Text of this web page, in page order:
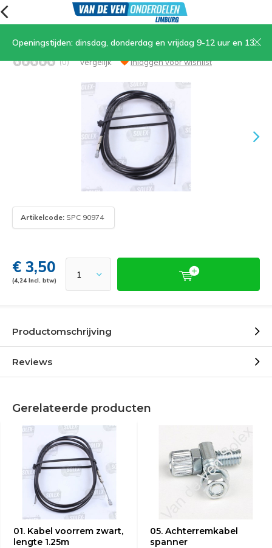
Openingstijden: dinsdag, donderdag en vrijdag 9-12 uur en 13.30-17 uur, zaterdag 9-12 uur
02. Kabel achterrem zwart lengte 2m
(0) Vergelijk Inloggen voor wishlist
Artikelcode: SPC 90974
€ 3,50
(4,24 Incl. btw)
Productomschrijving
Reviews
Gerelateerde producten
01. Kabel voorrem zwart,
lengte 1.25m
05. Achterremkabel
spanner